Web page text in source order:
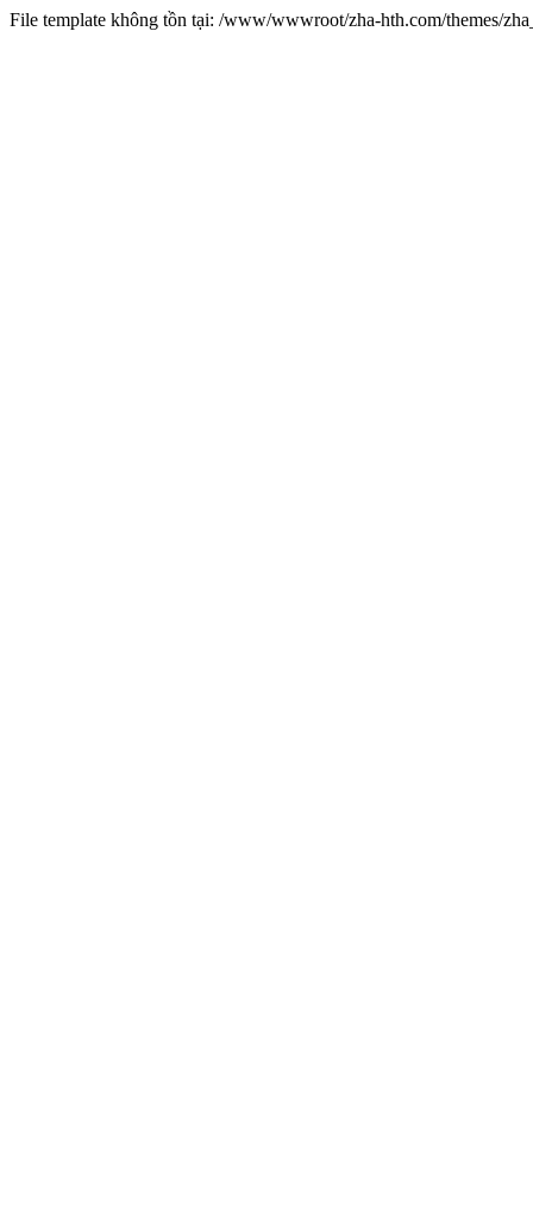
File template không tồn tại: /www/wwwroot/zha-hth.com/themes/